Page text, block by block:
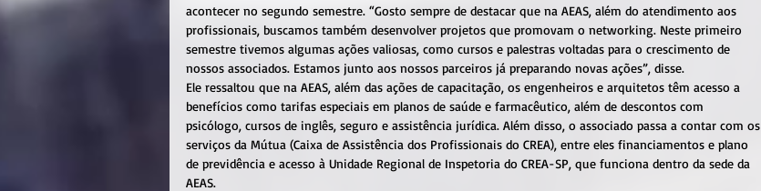
acontecer no segundo semestre. “Gosto sempre de destacar que na AEAS, além do atendimento aos
profissionais, buscamos também desenvolver projetos que promovam o networking. Neste primeiro
semestre tivemos algumas ações valiosas, como cursos e palestras voltadas para o crescimento de
nossos associados. Estamos junto aos nossos parceiros já preparando novas ações”, disse.
Ele ressaltou que na AEAS, além das ações de capacitação, os engenheiros e arquitetos têm acesso a
benefícios como tarifas especiais em planos de saúde e farmacêutico, além de descontos com
psicólogo, cursos de inglês, seguro e assistência jurídica. Além disso, o associado passa a contar com os
serviços da Mútua (Caixa de Assistência dos Profissionais do CREA), entre eles financiamentos e plano
de previdência e acesso à Unidade Regional de Inspetoria do CREA-SP, que funciona dentro da sede da
AEAS.